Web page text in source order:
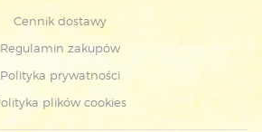
Cennik dostawy
Regulamin zakupów
Polityka prywatności
plików cookies